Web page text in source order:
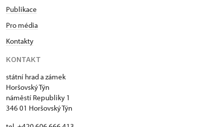
Publikace
Pro média
Kontakty
KONTAKT
státní hrad a zámek
Horšovský Týn
náměstí Republiky 1
346 01 Horšovský Týn